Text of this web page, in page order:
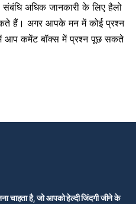
अधिक जानकारी के लिए हैलो
हैं। अगर आपके मन में कोई प्रश्न
आप कमेंट बॉक्स में प्रश्न पूछ सकते
चाहता है, जो आपको हेल्दी जिंदगी जीने के